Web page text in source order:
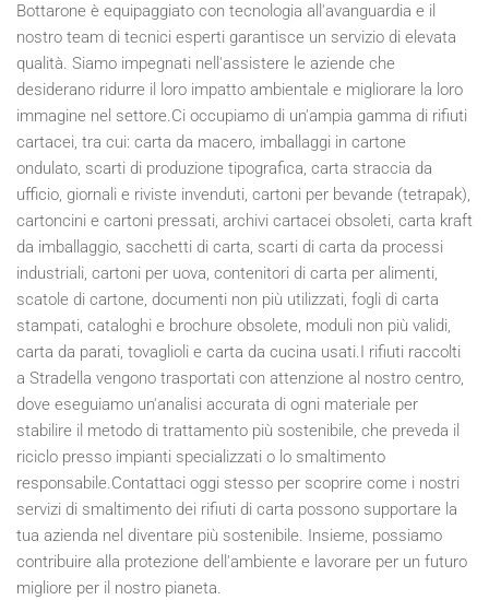
Bottarone è equipaggiato con tecnologia all'avanguardia e il
nostro team di tecnici esperti garantisce un servizio di elevata
qualità. Siamo impegnati nell'assistere le aziende che
desiderano ridurre il loro impatto ambientale e migliorare la loro
immagine nel settore.Ci occupiamo di un'ampia gamma di rifiuti
cartacei, tra cui: carta da macero, imballaggi in cartone
ondulato, scarti di produzione tipografica, carta straccia da
ufficio, giornali e riviste invenduti, cartoni per bevande (tetrapak),
cartoncini e cartoni pressati, archivi cartacei obsoleti, carta kraft
da imballaggio, sacchetti di carta, scarti di carta da processi
industriali, cartoni per uova, contenitori di carta per alimenti,
scatole di cartone, documenti non più utilizzati, fogli di carta
stampati, cataloghi e brochure obsolete, moduli non più validi,
carta da parati, tovaglioli e carta da cucina usati.I rifiuti raccolti
a Stradella vengono trasportati con attenzione al nostro centro,
dove eseguiamo un'analisi accurata di ogni materiale per
stabilire il metodo di trattamento più sostenibile, che preveda il
riciclo presso impianti specializzati o lo smaltimento
responsabile.Contattaci oggi stesso per scoprire come i nostri
servizi di smaltimento dei rifiuti di carta possono supportare la
tua azienda nel diventare più sostenibile. Insieme, possiamo
contribuire alla protezione dell'ambiente e lavorare per un futuro
migliore per il nostro pianeta.